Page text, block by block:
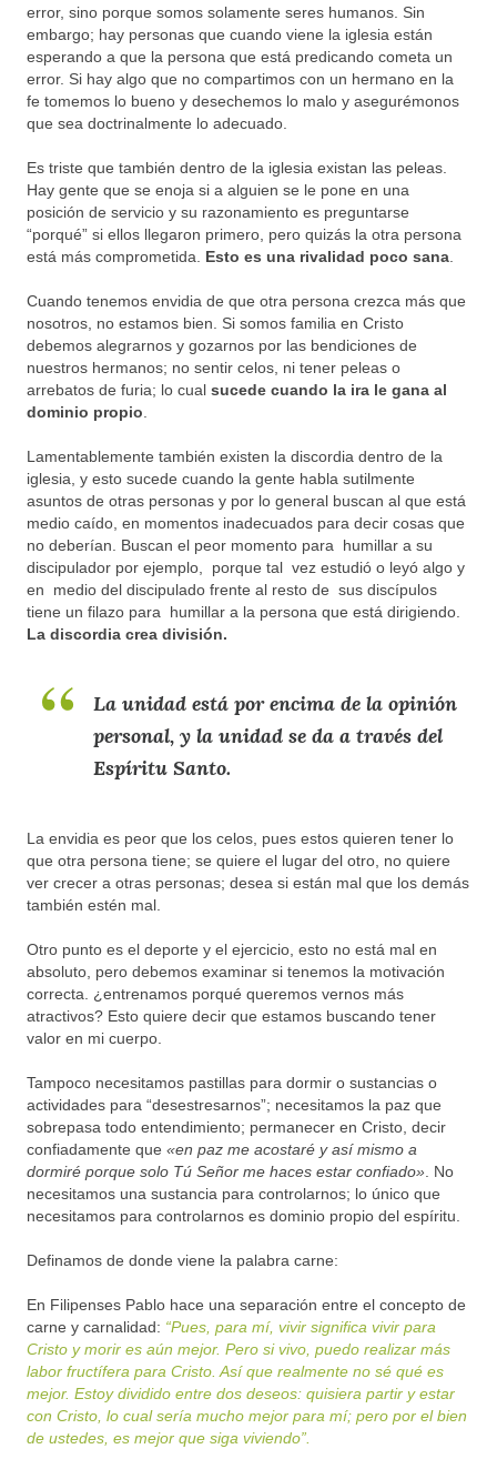
error, sino porque somos solamente seres humanos. Sin
embargo; hay personas que cuando viene la iglesia están
esperando a que la persona que está predicando cometa un
error. Si hay algo que no compartimos con un hermano en la
fe tomemos lo bueno y desechemos lo malo y asegurémonos
que sea doctrinalmente lo adecuado.
Es triste que también dentro de la iglesia existan las peleas.
Hay gente que se enoja si a alguien se le pone en una
posición de servicio y su razonamiento es preguntarse
“porqué” si ellos llegaron primero, pero quizás la otra persona
está más comprometida. Esto es una rivalidad poco sana
Cuando tenemos envidia de que otra persona crezca más que
nosotros, no estamos bien. Si somos familia en Cristo
debemos alegrarnos y gozarnos por las bendiciones de
nuestros hermanos; no sentir celos, ni tener peleas o
arrebatos de furia; lo cualsucede cuando la ira le gana al
dominio propio
Lamentablemente también existen la discordia dentro de la
iglesia, y esto sucede cuando la gente habla sutilmente
asuntos de otras personas y por lo general buscan al que está
medio caído, en momentos inadecuados para decir cosas que
no deberían. Buscan el peor momento para humillar a su
discipulador por ejemplo, porque tal vez estudió o leyó algo y
en medio del discipulado frente al resto de sus discípulos
tiene un filazo para humillar a la persona que está dirigiendo.
La discordia crea división.
La unidad está por encima de la opinión
personal, y la unidad se da a través del
Espíritu Santo.
La envidia es peor que los celos, pues estos quieren tener lo
que otra persona tiene; se quiere el lugar del otro, no quiere
ver crecer a otras personas; desea si están mal que los demás
también estén mal.
Otro punto es el deporte y el ejercicio, esto no está mal en
absoluto, pero debemos examinar si tenemos la motivación
correcta. ¿entrenamos porqué queremos vernos más
atractivos? Esto quiere decir que estamos buscando tener
valor en mi cuerpo.
Tampoco necesitamos pastillas para dormir o sustancias o
actividades para “desestresarnos”; necesitamos la paz que
sobrepasa todo entendimiento; permanecer en Cristo, decir
confiadamente que«en paz me acostaré y así mismo a
dormiré porque solo Tú Señor me haces estar confiado» . No
necesitamos una sustancia para controlarnos; lo único que
necesitamos para controlarnos es dominio propio del espíritu.
Definamos de donde viene la palabra carne:
En Filipenses Pablo hace una separación entre el concepto de
carne y carnalidad: “Pues, para mí, vivir significa vivir para
Cristo y morir es aún mejor. Pero si vivo, puedo realizar más
labor fructífera para Cristo. Así que realmente no sé qué es
mejor. Estoy dividido entre dos deseos: quisiera partir y estar
con Cristo, lo cual sería mucho mejor para mí; pero por el bien
de ustedes, es mejor que siga viviendo”.